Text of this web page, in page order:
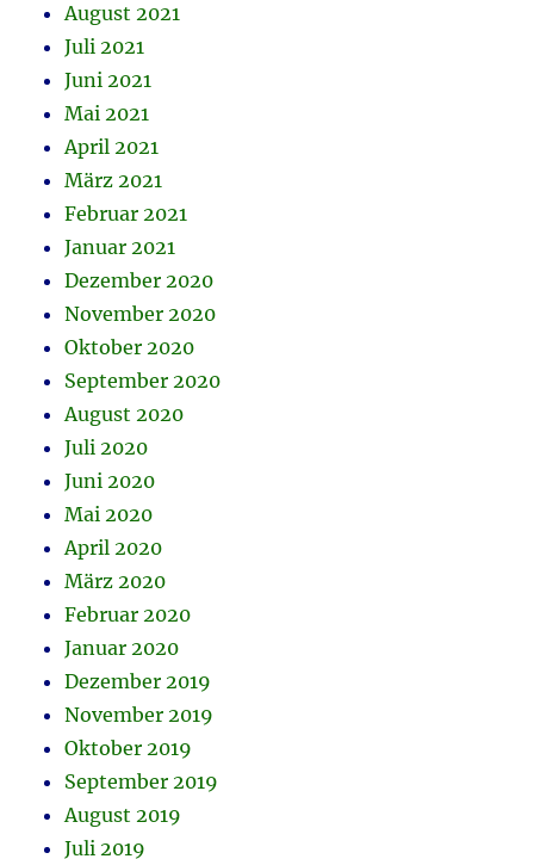
August 2021
Juli 2021
Juni 2021
Mai 2021
April 2021
März 2021
Februar 2021
Januar 2021
Dezember 2020
November 2020
Oktober 2020
September 2020
August 2020
Juli 2020
Juni 2020
Mai 2020
April 2020
März 2020
Februar 2020
Januar 2020
Dezember 2019
November 2019
Oktober 2019
September 2019
August 2019
Juli 2019